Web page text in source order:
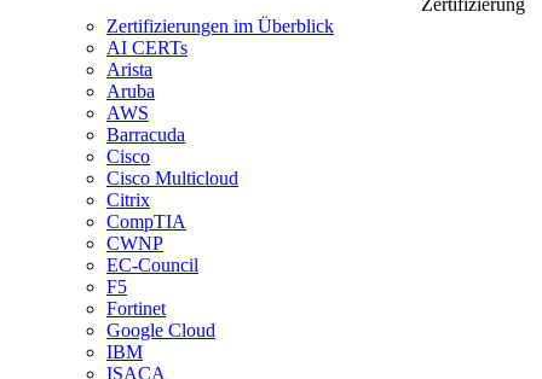
Zertifizierung
Zertifizierungen im Überblick
AI CERTs
Arista
Aruba
AWS
Barracuda
Cisco
Cisco Multicloud
Citrix
CompTIA
CWNP
EC-Council
F5
Fortinet
Google Cloud
IBM
ISACA